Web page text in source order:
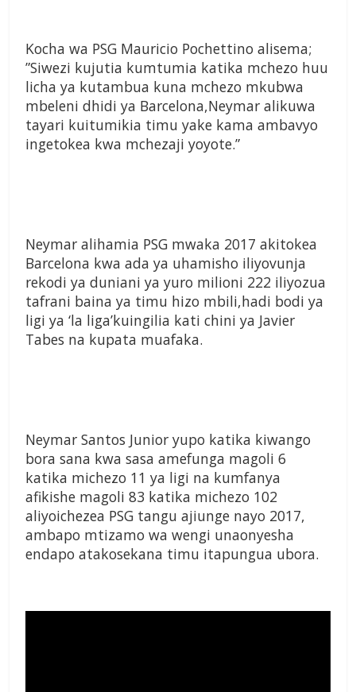
Kocha wa PSG Mauricio Pochettino alisema;
”Siwezi kujutia kumtumia katika mchezo huu
licha ya kutambua kuna mchezo mkubwa
mbeleni dhidi ya Barcelona,Neymar alikuwa
tayari kuitumikia timu yake kama ambavyo
ingetokea kwa mchezaji yoyote.”
Neymar alihamia PSG mwaka 2017 akitokea
Barcelona kwa ada ya uhamisho iliyovunja
rekodi ya duniani ya yuro milioni 222 iliyozua
tafrani baina ya timu hizo mbili,hadi bodi ya
ligi ya ‘la liga’kuingilia kati chini ya Javier
Tabes na kupata muafaka.
Neymar Santos Junior yupo katika kiwango
bora sana kwa sasa amefunga magoli 6
katika michezo 11 ya ligi na kumfanya
afikishe magoli 83 katika michezo 102
aliyoichezea PSG tangu ajiunge nayo 2017,
ambapo mtizamo wa wengi unaonyesha
endapo atakosekana timu itapungua ubora.